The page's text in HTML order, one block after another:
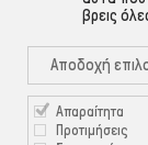
ΠΛΗΡΟΦΟΡΙΕΣ
ΧΡΉΣΙΜΑ
ΕΞΥΠΗΡΈΤΗΣΗ
βρεις
Αποδοχή
Απαραίτητα
Προτιμήσεις